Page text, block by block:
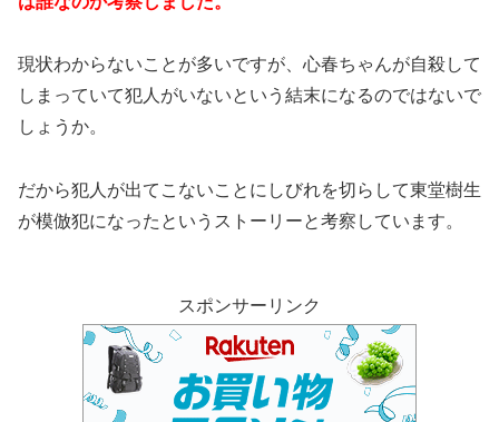
現状わからないことが多いですが、心春ちゃんが自殺して
しまっていて犯人がいないという結末になるのではないで
しょうか。
だから犯人が出てこないことにしびれを切らして東堂樹生
が模倣犯になったというストーリーと考察しています。
スポンサーリンク